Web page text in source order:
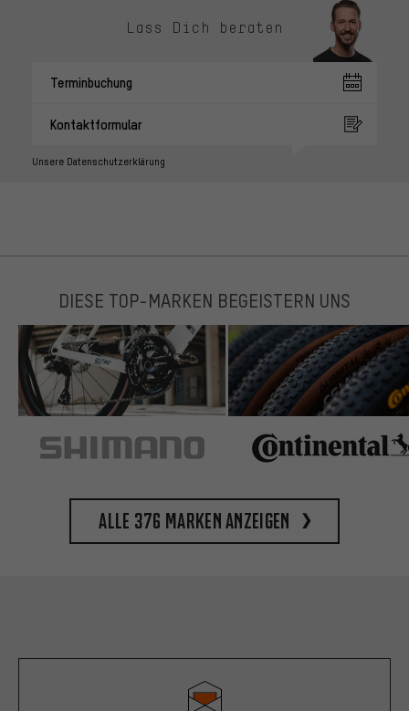
Lass Dich beraten
Terminbuchung
Kontaktformular
Unsere Datenschutzerklärung
DIESE TOP-MARKEN BEGEISTERN UNS
Alle 376 Marken anzeigen